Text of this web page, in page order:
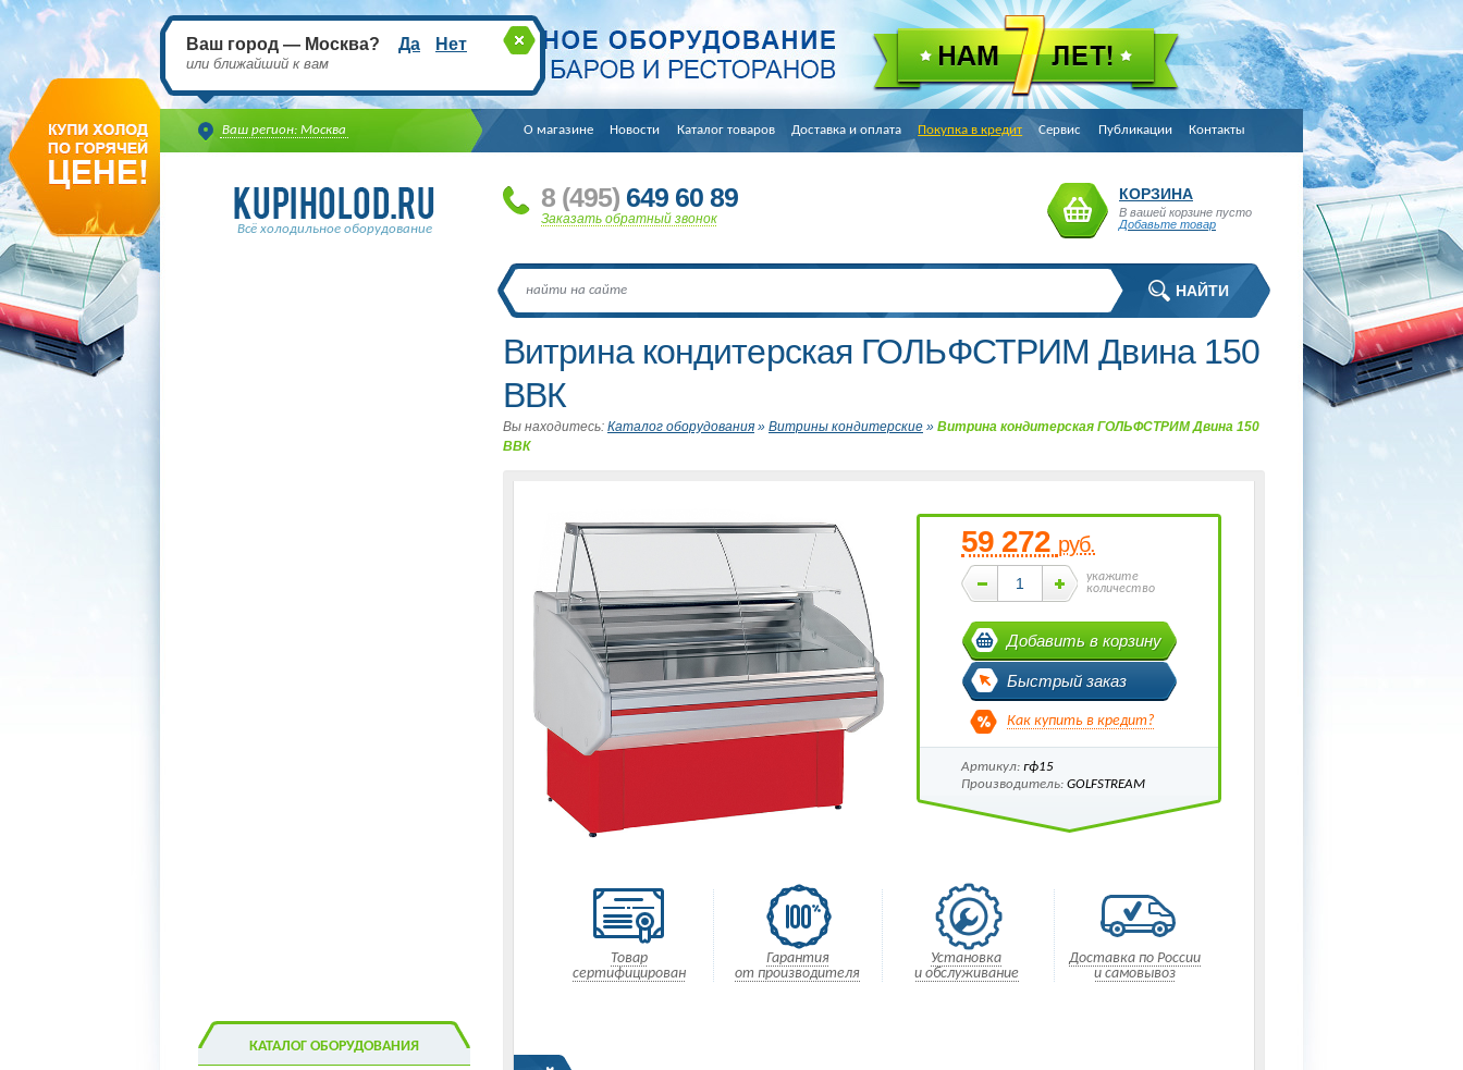
Ваш регион: Москва
Ваш город — Москва? Да Нет
или ближайший к вам
О магазине Новости Каталог товаров Доставка и оплата Покупка в кредит Сервис Публикации Контакты
Всё холодильное оборудование
8 (495) 649 60 89
Заказать обратный звонок
КОРЗИНА
В вашей корзине пусто
Добавьте товар
Витрина кондитерская ГОЛЬФСТРИМ Двина 150
ВВК
Вы находитесь: Каталог оборудования » Витрины кондитерские » Витрина кондитерская ГОЛЬФСТРИМ Двина 150
ВВК
59 272 руб.
укажите
количество
Добавить в корзину
Быстрый заказ
Как купить в кредит?
Артикул: гф15
Производитель: GOLFSTREAM
Товар
сертифицирован
Гарантия
от производителя
Установка
и обслуживание
Доставка по России
и самовывоз
КАТАЛОГ ОБОРУДОВАНИЯ